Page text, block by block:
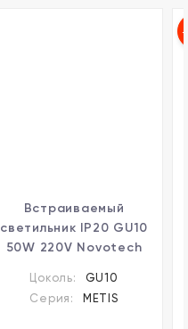
Встраиваемый
светильник IP20 GU10
50W 220V Novotech
Цоколь:
GU10
Серия:
METIS
-